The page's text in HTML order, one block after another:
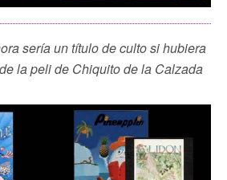
sería un título de culto si hubiera
la peli de Chiquito de la Calzada